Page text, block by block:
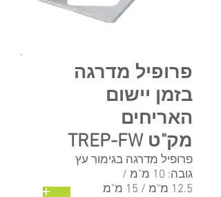
פרופיל מדרגה
בזמן יישום
האריחים
מק"ט TREP-FW
פרופיל מדרגה בגימור עץ
גובה: 10 מ"מ /
12.5 מ"מ / 15 מ"מ